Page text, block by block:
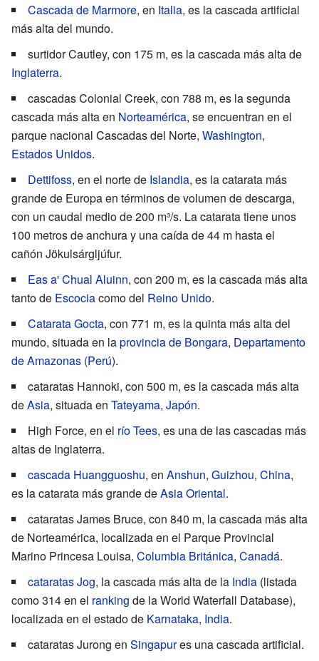
Cascada de Marmore, en Italia, es la cascada artificial
más alta del mundo.
surtidor Cautley, con 175 m, es la cascada más alta de
Inglaterra.
cascadas Colonial Creek, con 788 m, es la segunda
cascada más alta en Norteamérica, se encuentran en el
parque nacional Cascadas del Norte, Washington,
Estados Unidos.
Dettifoss, en el norte de Islandia, es la catarata más
grande de Europa en términos de volumen de descarga,
con un caudal medio de 200 m³/s. La catarata tiene unos
100 metros de anchura y una caída de 44 m hasta el
cañón Jökulsárgljúfur.
Eas a' Chual Aluinn, con 200 m, es la cascada más alta
tanto de Escociacomo del Reino Unido.
Catarata Gocta, con 771 m, es la quinta más alta del
mundo, situada en laprovincia de Bongara, Departamento
de Amazonas (Perú).
cataratas Hannoki, con 500 m, es la cascada más alta
deAsia, situada en Tateyama, Japón.
High Force, en el río Tees, es una de las cascadas más
altas de Inglaterra.
cascada Huangguoshu, en Anshun, Guizhou, China,
es la catarata más grande deAsia Oriental.
cataratas James Bruce, con 840 m, la cascada más alta
de Norteamérica, localizada en el Parque Provincial
Marino Princesa Louisa, Columbia Británica, Canadá.
cataratas Jog, la cascada más alta de la India (listada
como 314 en el ranking de la World Waterfall Database),
localizada en el estado de Karnataka, India.
cataratas Jurong en Singapures una cascada artificial.